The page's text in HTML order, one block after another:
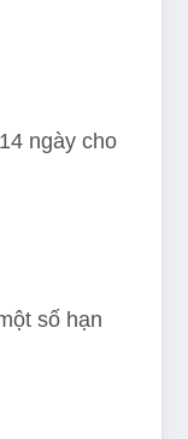
ngày cho
số hạn